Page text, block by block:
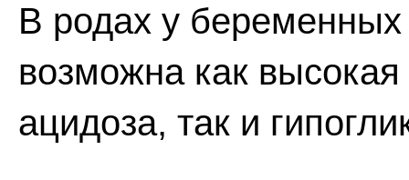
В родах у
возможна как
ацидоза, так и